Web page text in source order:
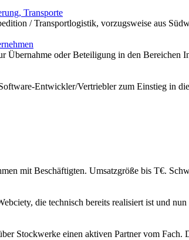
Transporte
/ Transportlogistik, vorzugsweise aus
Übernahme oder Beteiligung in den Bereichen
Entwickler/Vertriebler zum Einstieg in
mit Beschäftigten. Umsatzgröße bis T€.
die technisch bereits realisiert ist und
Stockwerke einen aktiven Partner vom Fach.